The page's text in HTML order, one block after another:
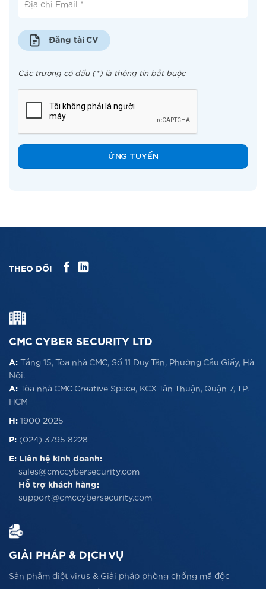
Đăng tải CV
Các trường có dấu (*) là thông tin bắt buộc
THEO DÕI
CMC CYBER SECURITY LTD
A: Tầng 15, Tòa nhà CMC, Số 11 Duy Tân, Phường Cầu Giấy, Hà
Nội.
A: Tòa nhà CMC Creative Space, KCX Tân Thuận, Quận 7, TP.
HCM
H: 1900 2025
P: (024) 3795 8228
E: Liên hệ kinh doanh:
sales@cmccybersecurity.com
Hỗ trợ khách hàng:
support@cmccybersecurity.com
GIẢI PHÁP & DỊCH VỤ
Sản phẩm diệt virus & Giải pháp phòng chống mã độc